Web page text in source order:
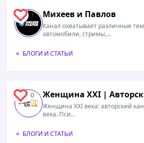
1 Михеев и Павлов
Канал охватывает различные
автомобили, стримы,...
БЛОГИ И СТАТЬИ
0 Женщина XXI |
Женщина XXI века: авторский
века. Пси...
БЛОГИ И СТАТЬИ